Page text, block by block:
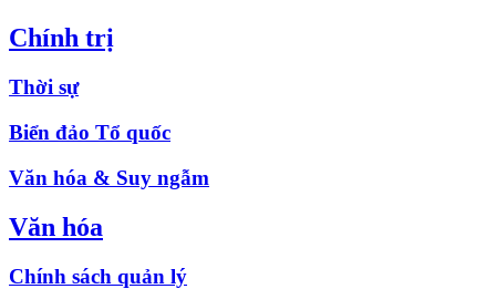
Chính trị
Thời sự
Biển đảo Tổ quốc
Văn hóa & Suy ngẫm
Văn hóa
Chính sách quản lý